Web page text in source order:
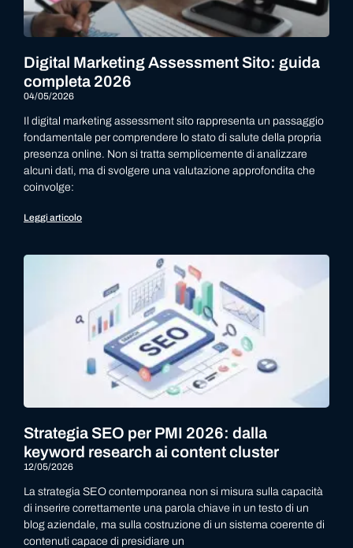
Digital Marketing Assessment Sito: guida
completa 2026
04/05/2026
Il digital marketing assessment sito rappresenta un passaggio
fondamentale per comprendere lo stato di salute della propria
presenza online. Non si tratta semplicemente di analizzare
alcuni dati, ma di svolgere una valutazione approfondita che
coinvolge:
Leggi articolo
Strategia SEO per PMI 2026: dalla
keyword research ai content cluster
12/05/2026
La strategia SEO contemporanea non si misura sulla capacità
di inserire correttamente una parola chiave in un testo di un
blog aziendale, ma sulla costruzione di un sistema coerente di
contenuti capace di presidiare un